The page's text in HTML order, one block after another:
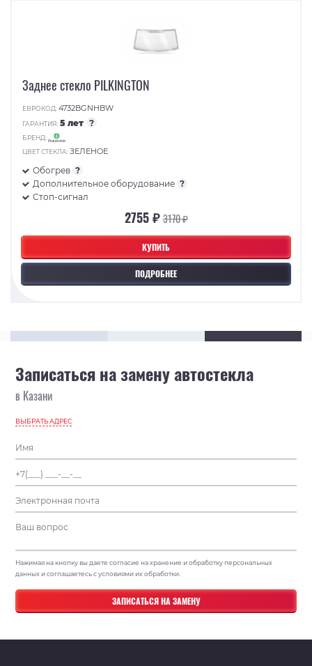
КУПИТЬ
ПОДРОБНЕЕ
Заднее стекло PILKINGTON
ЕВРОКОД:4732BGNHBW
ГАРАНТИЯ:5 лет ?
БРЕНД:
ЦВЕТ СТЕКЛА:ЗЕЛЕНОЕ
Обогрев ?
Дополнительное оборудование ?
Стоп-сигнал
2755 ₽3170 ₽
Записаться на замену автостекла
в Казани
ВЫБРАТЬ АДРЕС
Нажимая на кнопку вы даете согласие на хранение и обработку персональных
данных и соглашаетесь с условиями их обработки.